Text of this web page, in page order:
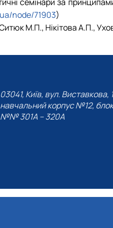
node/71903)
М.П., Нікітова А.П.,
03041, Київ, вул. Виставкова,
навчальний корпус №12,
№№ 301A – 320A